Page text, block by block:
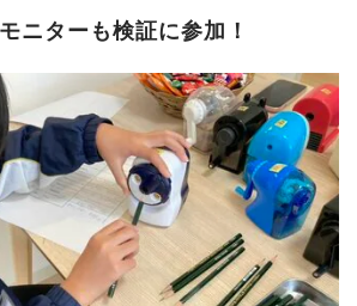
ニターも検証に参加！